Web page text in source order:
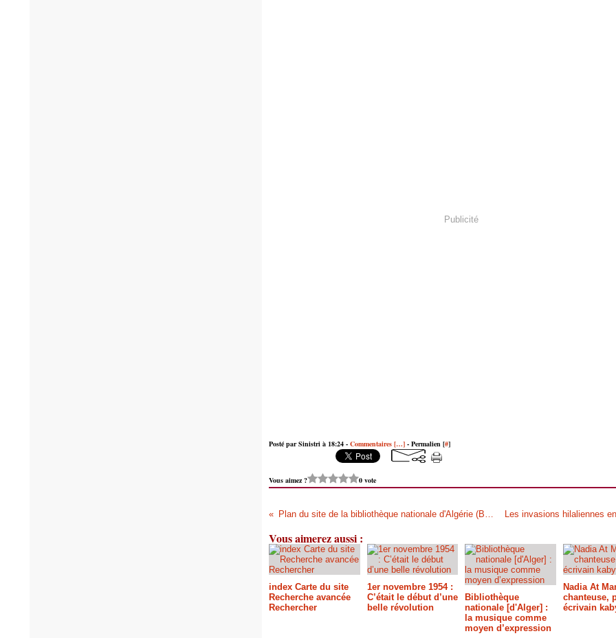
Publicité
Posté par Sinistri à 18:24 - Commentaires […] - Permalien [#]
Vous aimez ? 0 vote
Plan du site de la bibliothèque nationale d'Algérie (BNA)
Vous aimerez aussi :
index Carte du site
Recherche avancée
Rechercher
1er novembre 1954 :
C’était le début d’une
belle révolution
Bibliothèque
nationale [d'Alger] :
la musique comme
moyen d’expression
Nadia At
chanteuse,
écrivain